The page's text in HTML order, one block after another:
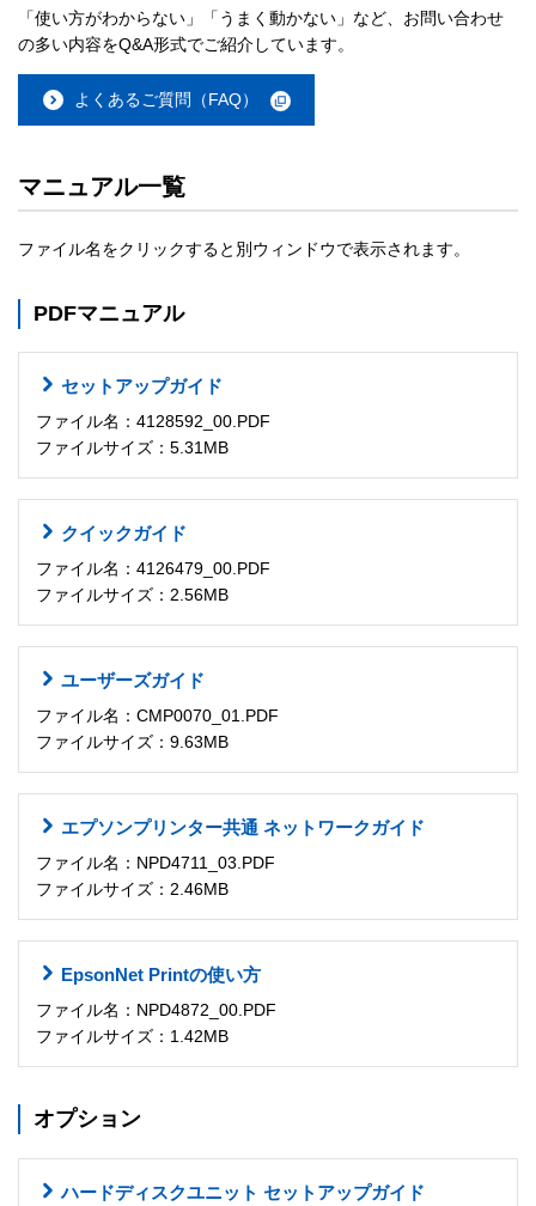
「使い方がわからない」「うまく動かない」など、お問い合わせ
の多い内容をQ&A形式でご紹介しています。
よくあるご質問（FAQ）
マニュアル一覧
ファイル名をクリックすると別ウィンドウで表示されます。
PDFマニュアル
セットアップガイド
ファイル名：4128592_00.PDF
ファイルサイズ：5.31MB
クイックガイド
ファイル名：4126479_00.PDF
ファイルサイズ：2.56MB
ユーザーズガイド
ファイル名：CMP0070_01.PDF
ファイルサイズ：9.63MB
エプソンプリンター共通 ネットワークガイド
ファイル名：NPD4711_03.PDF
ファイルサイズ：2.46MB
EpsonNet Printの使い方
ファイル名：NPD4872_00.PDF
ファイルサイズ：1.42MB
オプション
ハードディスクユニット セットアップガイド